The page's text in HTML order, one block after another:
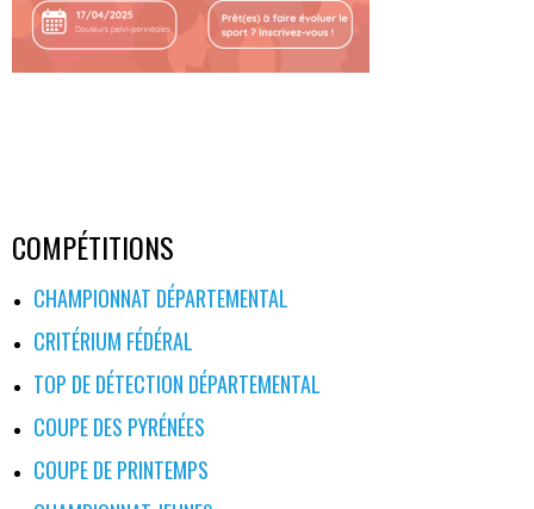
COMPÉTITIONS
CHAMPIONNAT DÉPARTEMENTAL
CRITÉRIUM FÉDÉRAL
TOP DE DÉTECTION DÉPARTEMENTAL
COUPE DES PYRÉNÉES
COUPE DE PRINTEMPS